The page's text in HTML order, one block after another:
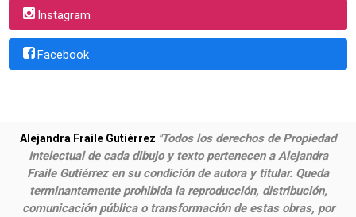
Instagram
Facebook
Alejandra Fraile Gutiérrez "Todos los derechos de Propiedad
Intelectual de cada dibujo y texto pertenecen a Alejandra
Fraile Gutiérrez en su condición de autora y titular. Queda
terminantemente prohibida la reproducción, distribución,
comunicación pública o transformación de estas obras, por